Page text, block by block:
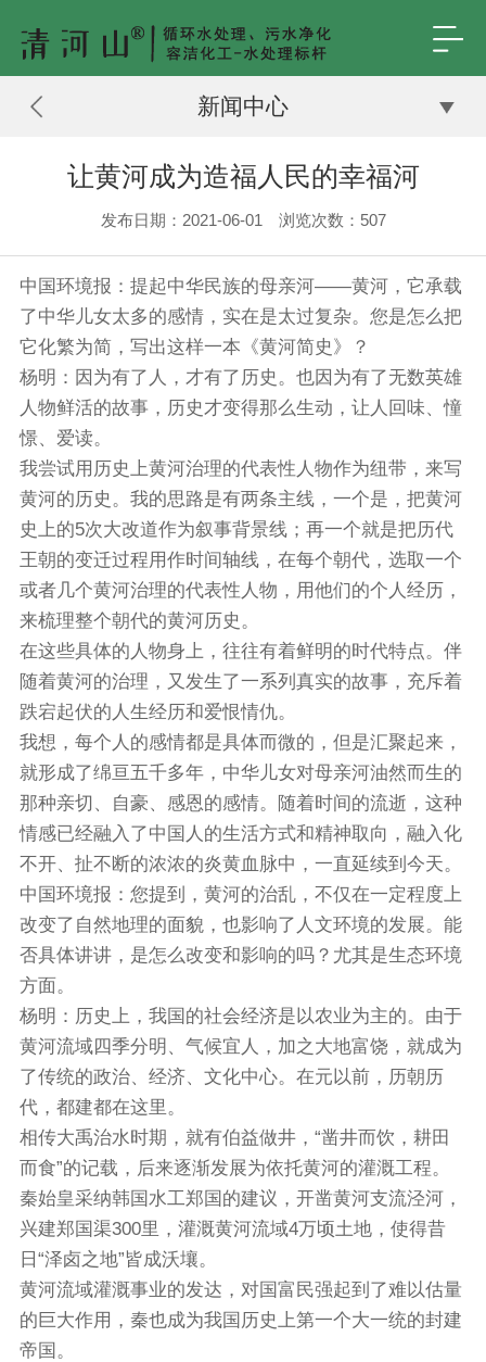
新闻中心
让黄河成为造福人民的幸福河
发布日期：2021-06-01 浏览次数： 507
中国环境报：提起中华民族的母亲河——黄河，它承载
了中华儿女太多的感情，实在是太过复杂。您是怎么把
它化繁为简，写出这样一本《黄河简史》？
杨明：因为有了人，才有了历史。也因为有了无数英雄
人物鲜活的故事，历史才变得那么生动，让人回味、憧
憬、爱读。
我尝试用历史上黄河治理的代表性人物作为纽带，来写
黄河的历史。我的思路是有两条主线，一个是，把黄河
史上的5次大改道作为叙事背景线；再一个就是把历代
王朝的变迁过程用作时间轴线，在每个朝代，选取一个
或者几个黄河治理的代表性人物，用他们的个人经历，
来梳理整个朝代的黄河历史。
在这些具体的人物身上，往往有着鲜明的时代特点。伴
随着黄河的治理，又发生了一系列真实的故事，充斥着
跌宕起伏的人生经历和爱恨情仇。
我想，每个人的感情都是具体而微的，但是汇聚起来，
就形成了绵亘五千多年，中华儿女对母亲河油然而生的
那种亲切、自豪、感恩的感情。随着时间的流逝，这种
情感已经融入了中国人的生活方式和精神取向，融入化
不开、扯不断的浓浓的炎黄血脉中，一直延续到今天。
中国环境报：您提到，黄河的治乱，不仅在一定程度上
改变了自然地理的面貌，也影响了人文环境的发展。能
否具体讲讲，是怎么改变和影响的吗？尤其是生态环境
方面。
杨明：历史上，我国的社会经济是以农业为主的。由于
黄河流域四季分明、气候宜人，加之大地富饶，就成为
了传统的政治、经济、文化中心。在元以前，历朝历
代，都建都在这里。
相传大禹治水时期，就有伯益做井，“凿井而饮，耕田
而食”的记载，后来逐渐发展为依托黄河的灌溉工程。
秦始皇采纳韩国水工郑国的建议，开凿黄河支流泾河，
兴建郑国渠300里，灌溉黄河流域4万顷土地，使得昔
日“泽卤之地”皆成沃壤。
黄河流域灌溉事业的发达，对国富民强起到了难以估量
的巨大作用，秦也成为我国历史上第一个大一统的封建
帝国。